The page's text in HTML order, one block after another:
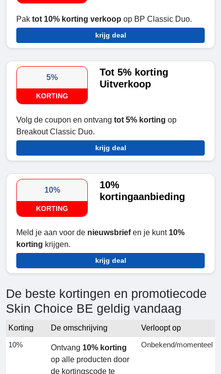
Pak tot 10% korting verkoop op BP Classic Duo.
krijg deal
5%
KORTING
Tot 5% korting
Uitverkoop
Volg de coupon en ontvang tot 5% korting op
Breakout Classic Duo.
krijg deal
10%
KORTING
10%
kortingaanbieding
Meld je aan voor de nieuwsbriefen je kunt 10%
korting krijgen.
krijg deal
De beste kortingen en promotiecode
Skin Choice BE geldig vandaag
Korting De omschrijving
Verloopt op
10%
Ontvang 10% korting
op alle producten door
de kortingscode te
Onbekend/momenteel